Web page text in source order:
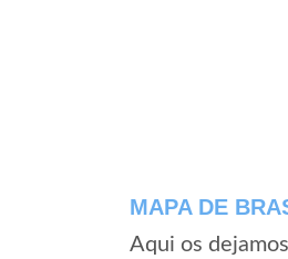
MAPA DE
Aqui os